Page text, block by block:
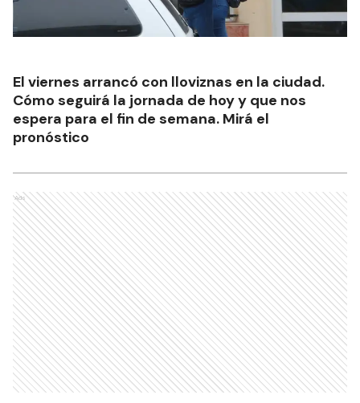
El viernes arrancó con lloviznas en la ciudad.
Cómo seguirá la jornada de hoy y que nos
espera para el fin de semana. Mirá el
pronóstico
Ads